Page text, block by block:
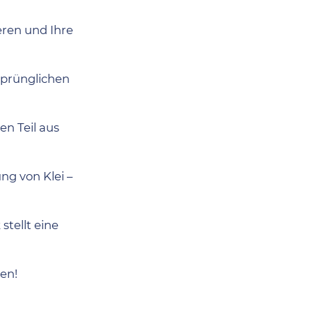
und Ihre
Teil aus
von Klei –
stellt eine